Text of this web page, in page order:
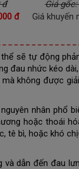
đ
đ
Giá gốc:
Giá khuyến
sẽ tự động
đau nhức kéo
không được
nhân phổ
hoặc thoái
tê bì, hoặc khó
dẫn đến đau